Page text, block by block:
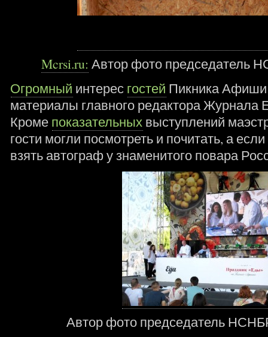
Mcrsi.ru: Автор фото председатель
Огромный интерес гостей Пикника
материалы главного редактора Журнала
Кроме показательных выступлений
гости могли посмотреть и почитать, а
взять автограф у знаменитого повара
Автор фото председатель